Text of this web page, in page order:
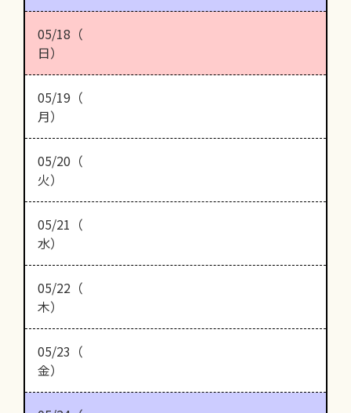
05/18（
日）
05/19（
月）
05/20（
火）
05/21（
水）
05/22（
木）
05/23（
金）